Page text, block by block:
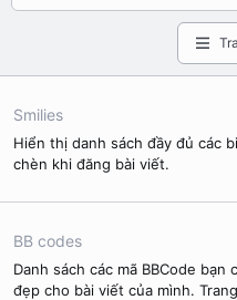
Smilies
Hiển thị danh sách đầy đủ các
chèn khi đăng bài viết.
BB codes
Danh sách các mã BBCode
đẹp cho bài viết của mình.